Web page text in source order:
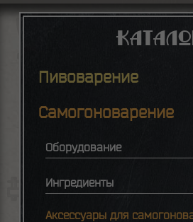
Пивоварение
Самогоноварение
Оборудование
Ингредиенты
Аксессуары для